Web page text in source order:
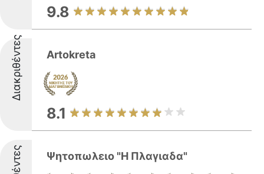
9.8
Διακριθέντες Artokreta
8.1
Ψητοπωλειο "Η Πλαγιαδα"